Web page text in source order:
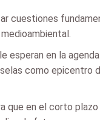
cuestiones
esperan en la
como
que en el corto